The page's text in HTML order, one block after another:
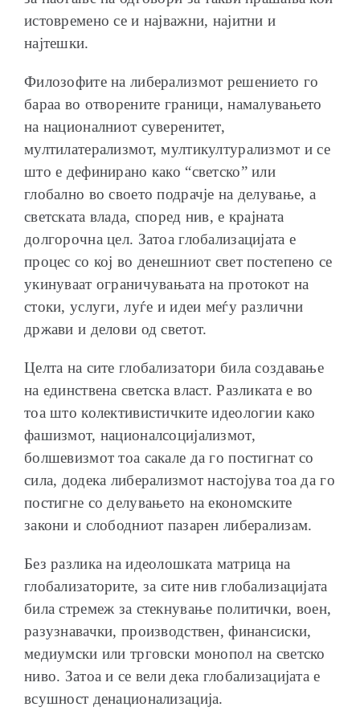
истовремено се и најважни, најитни и
најтешки.
Филозофите на либерализмот решението го
бараа во отворените граници, намалувањето
на националниот суверенитет,
мултилатерализмот, мултикултурализмот и се
што е дефинирано како “светско” или
глобално во своето подрачје на делување, а
светската влада, според нив, е крајната
долгорочна цел. Затоа глобализацијата е
процес со кој во денешниот свет постепено се
укинуваат ограничувањата на протокот на
стоки, услуги, луѓе и идеи меѓу различни
држави и делови од светот.
Целта на сите глобализатори била создавање
на единствена светска власт. Разликата е во
тоа што колективистичките идеологии како
фашизмот, националсоцијализмот,
болшевизмот тоа сакале да го постигнат со
сила, додека либерализмот настојува тоа да го
постигне со делувањето на економските
закони и слободниот пазарен либерализам.
Без разлика на идеолошката матрица на
глобализаторите, за сите нив глобализацијата
била стремеж за стекнување политички, воен,
разузнавачки, производствен, финансиски,
медиумски или трговски монопол на светско
ниво. Затоа и се вели дека глобализацијата е
всушност денационализација.